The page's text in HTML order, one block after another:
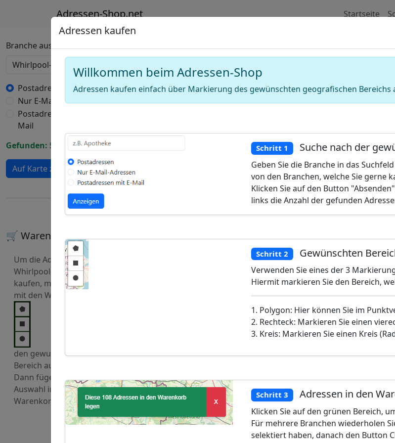
Adressen-Shop.net Startseite
Branche auswählen
Postadressen
Nur E-Mail-Adressen
Postadressen mit E-
Mail
Gefunden: 571 Adressen
Auf Karte zeigen
🛒 Warenkorb
Um die Adressen von
Whirlpool-Händler zu
kaufen, markieren Sie
mit den Werkzeugen
den gewuenschten
Bereich auf der Karte.
Dann fügen Sie diese
Auswahl in den
Warenkorb hinzu.
Deutschland Karte für Adressen von Whirlpool-
+
−
polygon
a
Draw
layers
Delete
Adressen kaufen
Willkommen beim Adressen-Shop
Adressen kaufen einfach über Markierung des gewünschten geografischen Bereichs
Schritt 1 Suche nach der
Geben Sie die Branche in das
von den Branchen, welche Sie gerne
Klicken Sie auf den Button
links die Anzahl der gefunden
Schritt 2 Gewünschten
Verwenden Sie eines der 3
Hiermit markieren Sie den Bereich,
1. Polygon: Hier können Sie im
2. Rechteck: Markieren Sie einen
3. Kreis: Markieren Sie einen Kreis
Schritt 3 Adressen in den
Klicken Sie auf den grünen Bereich,
Für mehrere Branchen wiederholen
selektiert haben, danach den Button